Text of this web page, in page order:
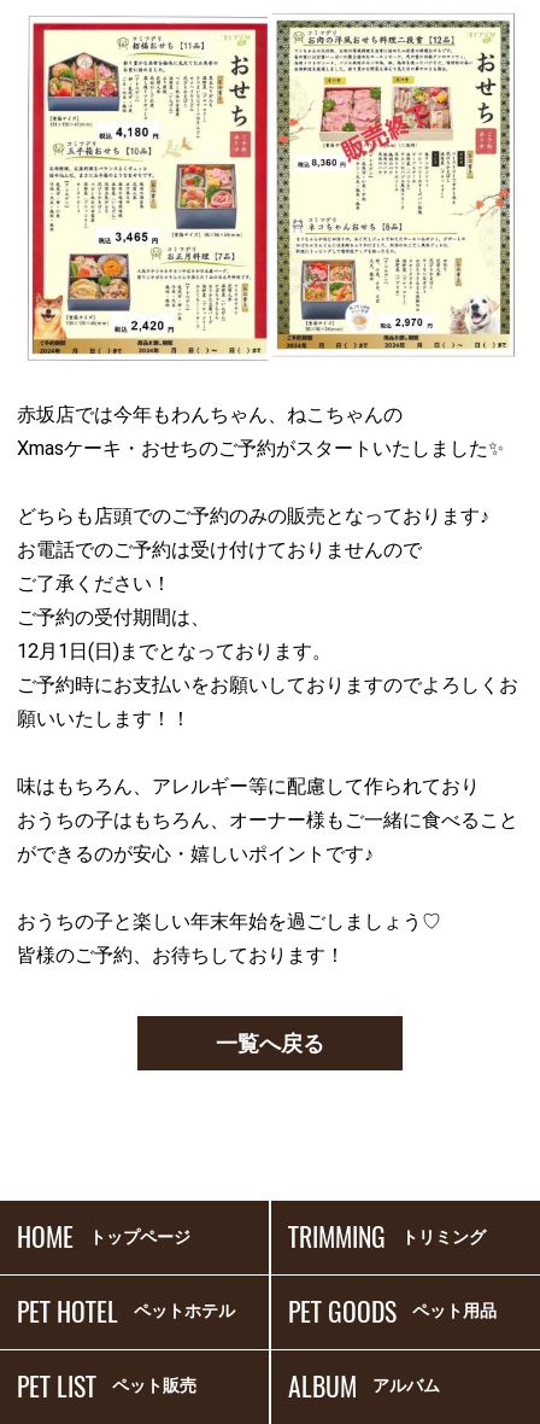
赤坂店では今年もわんちゃん、ねこちゃんの
Xmasケーキ・おせちのご予約がスタートいたしました✨
どちらも店頭でのご予約のみの販売となっております♪
お電話でのご予約は受け付けておりませんので
ご了承ください！
ご予約の受付期間は、
12月1日(日)までとなっております。
ご予約時にお支払いをお願いしておりますのでよろしくお
願いいたします！！
味はもちろん、アレルギー等に配慮して作られており
おうちの子はもちろん、オーナー様もご一緒に食べること
ができるのが安心・嬉しいポイントです♪
おうちの子と楽しい年末年始を過ごしましょう♡
皆様のご予約、お待ちしております！
一覧へ戻る
HOME トップページ TRIMMING トリミング
PET HOTEL ペットホテル PET GOODS ペット用品
PET LIST ペット販売 ALBUM アルバム